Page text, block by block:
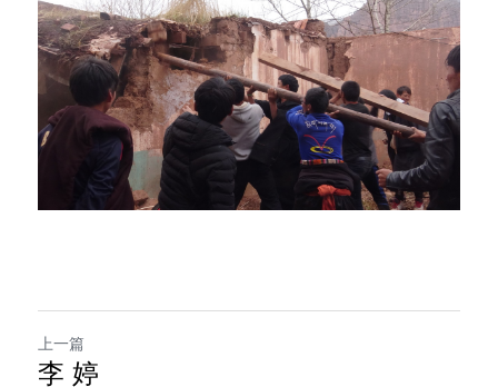
上一篇
李 婷